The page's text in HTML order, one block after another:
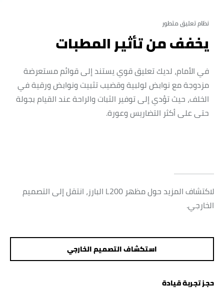
نظام تعليق متطور
يخفف من تأثير المطبات
في الأمام، لديك تعليق قوي يستند إلى قوائم مستعرضة
مزدوجة مع نوابض لولبية وقضيب تثبيت ونوابض ورقية في
الخلف، حيث تؤدي إلى توفير الثبات والراحة عند القيام بجولة
حتى على أكثر التضاريس وعورة.
لاكتشاف المزيد حول مظهر L200 البارز، انتقل إلى التصميم
الخارجي.
استكشاف التصميم الخارجي
حجز تجربة قيادة